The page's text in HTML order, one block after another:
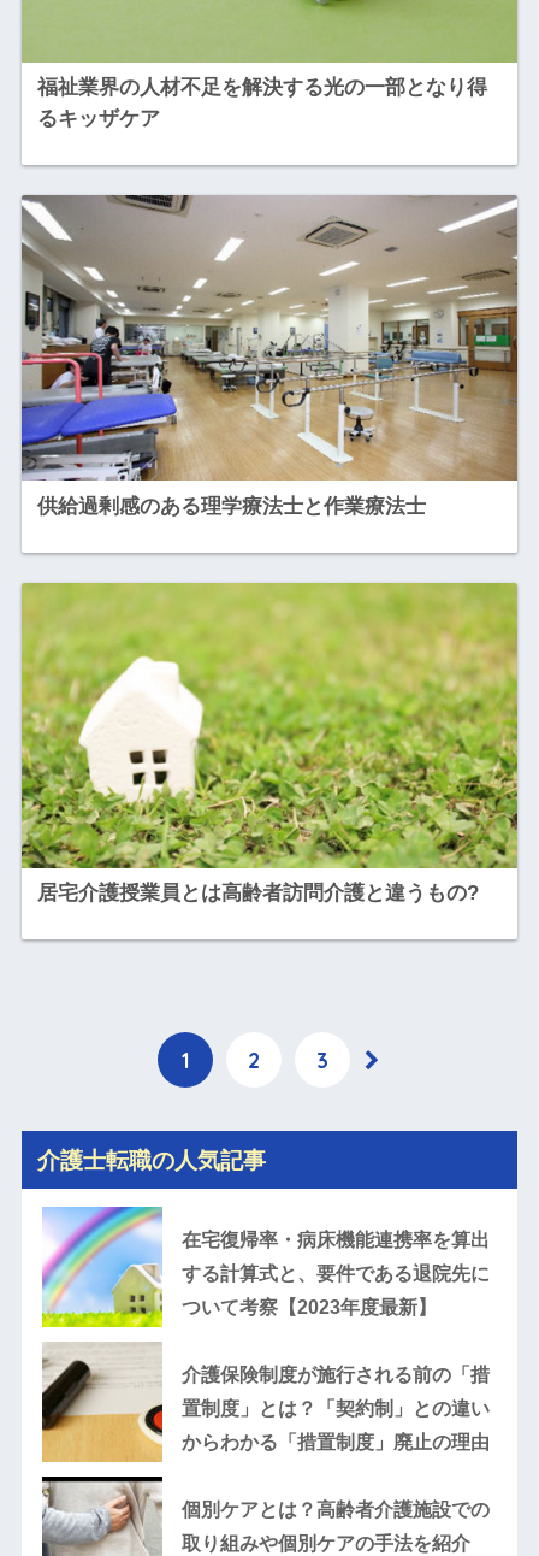
福祉業界の人材不足を解決する光の一部となり得
るキッザケア
供給過剰感のある理学療法士と作業療法士
居宅介護授業員とは高齢者訪問介護と違うもの?
1 2 3
介護士転職の人気記事
在宅復帰率・病床機能連携率を算出
する計算式と、要件である退院先に
ついて考察【2023年度最新】
介護保険制度が施行される前の「措
置制度」とは？「契約制」との違い
からわかる「措置制度」廃止の理由
個別ケアとは？高齢者介護施設での
取り組みや個別ケアの手法を紹介